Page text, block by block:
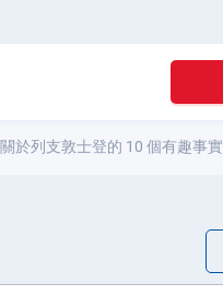
關於列支敦士登的 10 個有趣事實